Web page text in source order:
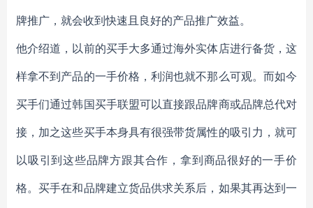
牌推广，就会收到快速且良好的产品推广效益。
他介绍道，以前的买手大多通过海外实体店进行备货，这
样拿不到产品的一手价格，利润也就不那么可观。而如今
买手们通过韩国买手联盟可以直接跟品牌商或品牌总代对
接，加之这些买手本身具有很强带货属性的吸引力，就可
以吸引到这些品牌方跟其合作，拿到商品很好的一手价
格。买手在和品牌建立货品供求关系后，如果其再达到一